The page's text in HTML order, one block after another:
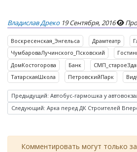
Владислав Дреко 19 Сентября, 2016
Воскресенская_Энгельса Драмтеатр
ЧумбароваЛучинского_Псковский
ДомКостогорова
Банк
ТатарскаяШкола
ПетровскийПарк
Предыдущий: Автобус-гармошка у
Следующий: Арка перед ДК Строителей
Комментировать могут только